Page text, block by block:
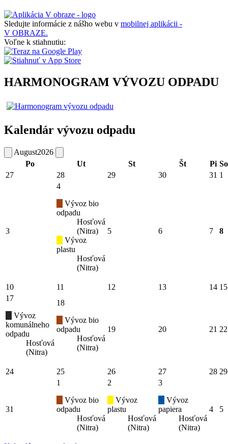
Sledujte informácie z nášho webu v mobilnej aplikácii -
V OBRAZE.
Voľne k stiahnutiu:
HARMONOGRAM VÝVOZU ODPADU
Kalendár vývozu odpadu
August2026
Po
Ut St Št Pi So
27
28 29 30 31 1
3
4
Vývoz bio
odpadu
Hosťová
(Nitra)
Vývoz
plastu
Hosťová
(Nitra)
5 6 7 8
10 11 12 13 14 15
17
Vývoz
komunálneho
odpadu
Hosťová
(Nitra)
18
Vývoz bio
odpadu
Hosťová
(Nitra)
19 20 21 22
24 25 26 27 28 29
31
1
Vývoz bio
odpadu
Hosťová
(Nitra)
2
Vývoz
plastu
Hosťová
(Nitra)
3
Vývoz
papiera
Hosťová
(Nitra)
4 5